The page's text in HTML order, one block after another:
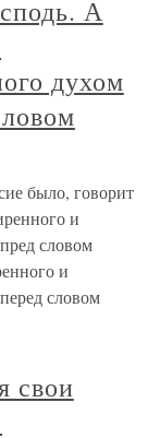
А
духом
было, говорит
и
словом
и
словом
свои